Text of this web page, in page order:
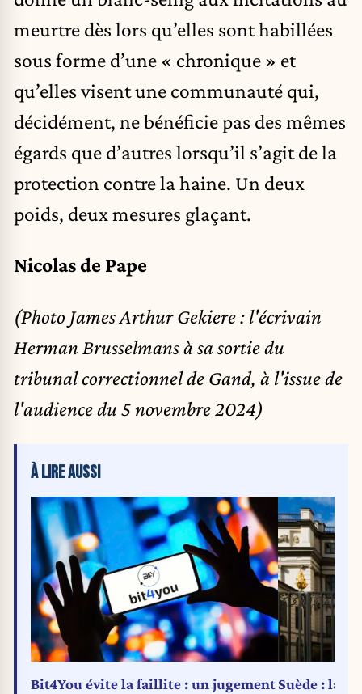
meurtre dès lors qu’elles sont habillées
sous forme d’une « chronique » et
qu’elles visent une communauté qui,
décidément, ne bénéficie pas des mêmes
égards que d’autres lorsqu’il s’agit de la
protection contre la haine. Un deux
poids, deux mesures glaçant.
Nicolas de Pape
(Photo James Arthur Gekiere : l'écrivain
Herman Brusselmans à sa sortie du
tribunal correctionnel de Gand, à l'issue de
l'audience du 5 novembre 2024)
À LIRE AUSSI
Bit4You évite la faillite : un jugementSuède : la